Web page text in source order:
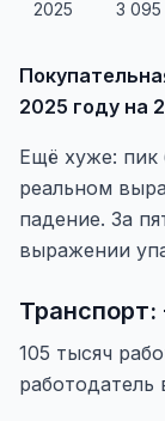
2025 3 095
2025 году на
Ещё хуже: пик
реальном
падение. За
выражении
Транспорт:
105 тысяч
работодатель